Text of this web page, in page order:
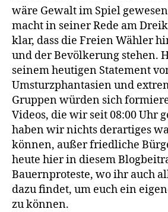
wäre Gewalt im Spiel
macht in seiner Rede am
klar, dass die Freien Wähler
und der Bevölkerung stehen.
seinem heutigen Statement
Umsturzphantasien und
Gruppen würden sich
Videos, die wir seit 08:00 Uhr
haben wir nichts derartiges
können, außer friedliche
heute hier in diesem
Bauernproteste, wo ihr auch
dazu findet, um euch ein
zu können.